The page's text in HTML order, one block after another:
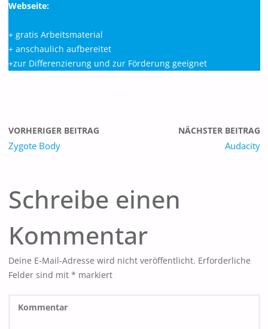
Webseite:
+ gratis Arbeitsmaterial
+ anschaulich aufbereitet
+zur Differenzierung und zur Förderung geeignet
VORHERIGER BEITRAG
Zygote Body
NÄCHSTER BEITRAG
Audacity
Schreibe einen
Kommentar
Deine E-Mail-Adresse wird nicht veröffentlicht. Erforderliche
Felder sind mit * markiert